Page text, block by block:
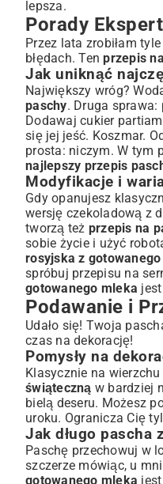
lepsza.
Porady
Przez lata zrobiłam
błędach. Tenprzepis
Jak uniknąć
Największy wróg?
paschy. Druga sprawa:
Dodawaj cukier
się jej jeść. Koszmar.
prosta: niczym. W tym
najlepszy przepis
Modyfikacje i
Gdy opanujesz
wersję czekoladową z
tworzą też przepis na
sobie życie i użyć
rosyjska z
spróbuj przepisu na
gotowanego mleka
Podawanie i
Udało się! Twoja
czas na dekorację!
Pomysły na
Klasycznie na
świąteczną w bardziej
bielą deseru. Możesz
uroku. Ogranicza Cię
Jak długo pascha
Paschę przechowuj w
szczerze mówiąc, u
gotowanego mleka